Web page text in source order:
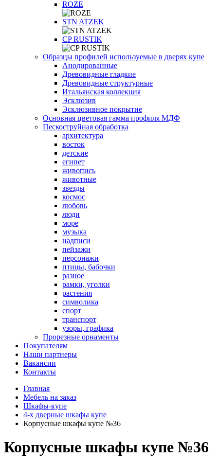
ROZE
STN ATZEK
СP RUSTIK
Образцы профилей используемые в дверях купе
Анодированные
Древовидные гладкие
Древовидные структурные
Итальянская коллекция
Эсклюзив
Эсклюзивное покрытие
Основная цветовая гамма профиля МДФ
Пескоструйная обработка
архитектура
восток
детские
египет
живопись
животные
звезды
космос
любовь
люди
море
музыка
надписи
пейзажи
персонажи
птицы, бабочки
разное
рамки, уголки
растения
символика
спорт
транспорт
узоры, графика
Прорезные орнаменты
Покупателям
Наши партнеры
Вакансии
Контакты
Главная
Мебель на заказ
Шкафы-купе
4-х дверные шкафы купе
Корпусные шкафы купе №36
Корпусные шкафы купе №36